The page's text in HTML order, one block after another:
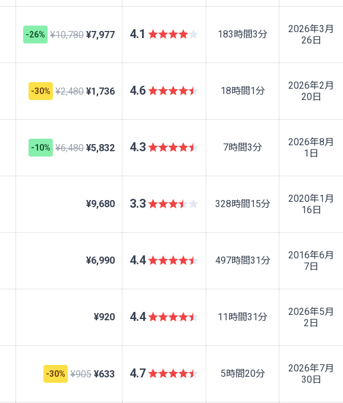
-26% ¥10,780 ¥7,977 4.1 183時間3分
2026年3月
26日
-30% ¥2,480 ¥1,736 4.6 18時間1分
2026年2月
20日
-10% ¥6,480 ¥5,832 4.3 7時間3分
2026年8月
1日
¥9,680 3.3 328時間15分
2020年1月
16日
¥6,990 4.4 497時間31分
2016年6月
7日
¥920 4.4 11時間31分
2026年5月
2日
-30% ¥905 ¥633 4.7 5時間20分
2026年7月
30日